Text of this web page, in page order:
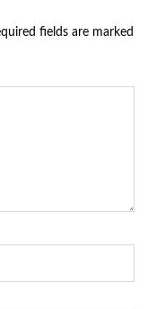
fields are marked